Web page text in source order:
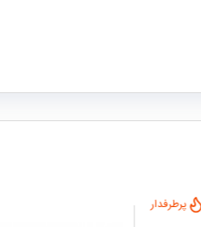
پرطرفدار